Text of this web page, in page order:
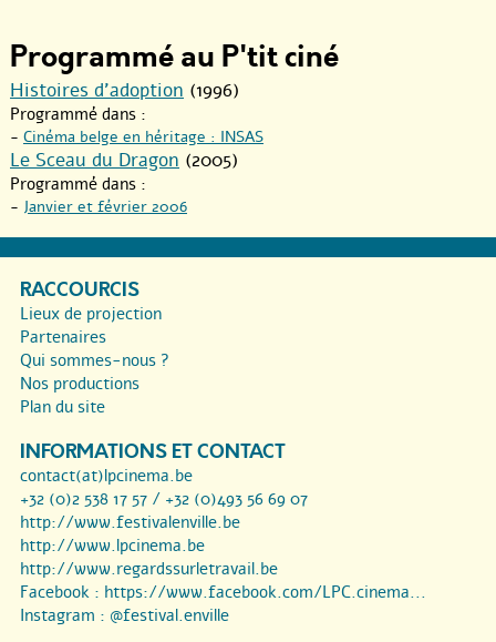
Programmé au P'tit ciné
Histoires d’adoption (1996)
Programmé dans :
- Cinéma belge en héritage : INSAS
Le Sceau du Dragon (2005)
Programmé dans :
- Janvier et février 2006
RACCOURCIS
Lieux de projection
Partenaires
Qui sommes-nous ?
Nos productions
Plan du site
INFORMATIONS ET CONTACT
contact(at)lpcinema.be
+32 (0)2 538 17 57 / +32 (0)493 56 69 07
http://www.festivalenville.be
http://www.lpcinema.be
http://www.regardssurletravail.be
Facebook : https://www.facebook.com/LPC.cinema...
Instagram : @festival.enville